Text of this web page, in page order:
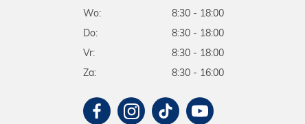
Wo:
8:30 - 18:00
Do:
8:30 - 18:00
Vr:
8:30 - 18:00
Za:
8:30 - 16:00